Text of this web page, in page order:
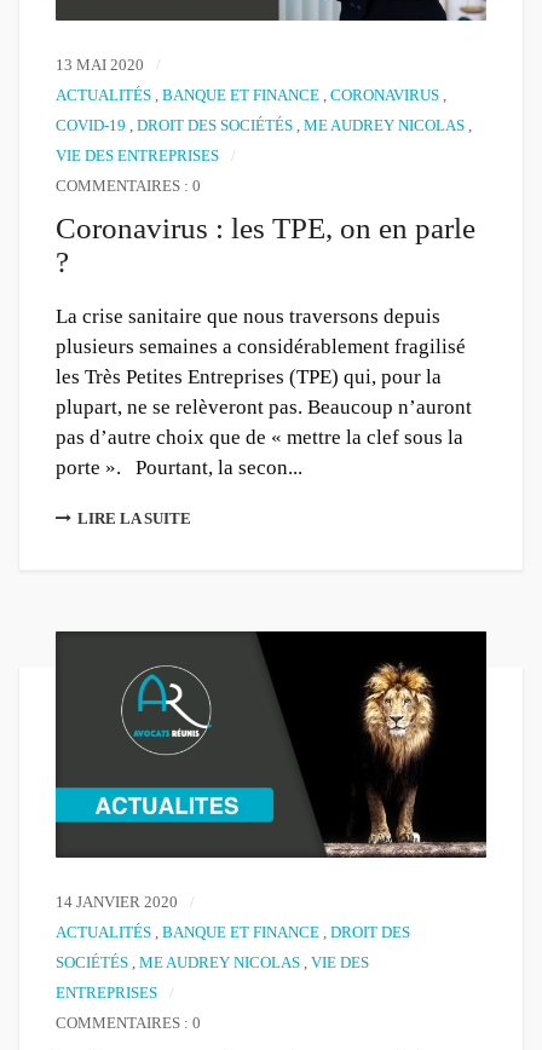
13 MAI 2020
ACTUALITÉS BANQUE ET FINANCE CORONAVIRUS
COVID-19
DROIT DES SOCIÉTÉS ME AUDREY NICOLAS
VIE DES ENTREPRISES
COMMENTAIRES : 0
Coronavirus : les TPE, on en parle
?
La crise sanitaire que nous traversons depuis
plusieurs semaines a considérablement fragilisé
les Très Petites Entreprises (TPE) qui, pour la
plupart, ne se relèveront pas. Beaucoup n’auront
pas d’autre choix que de « mettre la clef sous la
porte ». Pourtant, la secon...
LIRE LA SUITE
14 JANVIER 2020
ACTUALITÉS BANQUE ET FINANCE DROIT DES
SOCIÉTÉS ME AUDREY NICOLAS VIE DES
ENTREPRISES
COMMENTAIRES : 0